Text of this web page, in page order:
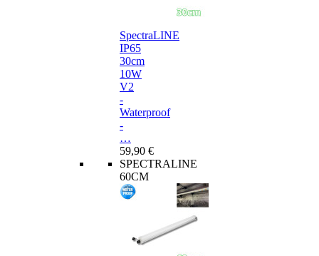
SpectraLINE
IP65
30cm
10W
V2
-
Waterproof
-
…
59,90 €
SPECTRALINE
60CM